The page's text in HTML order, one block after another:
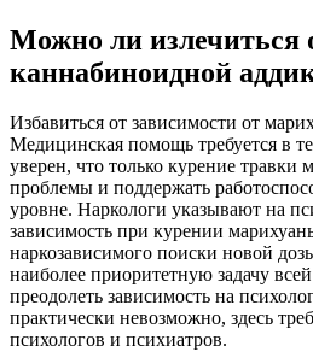
Можно ли излечиться
каннабиноидной
Избавиться от зависимости от
Медицинская помощь требуется в
уверен, что только курение травки
проблемы и поддержать
уровне. Наркологи указывают на
зависимость при курении
наркозависимого поиски новой
наиболее приоритетную задачу
преодолеть зависимость на
практически невозможно, здесь
психологов и психиатров.